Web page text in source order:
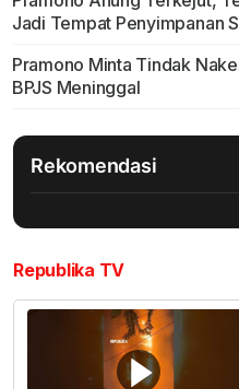
Jadi Tempat Penyimpanan
Pramono Minta Tindak
BPJS Meninggal
Rekomendasi
Republika TV